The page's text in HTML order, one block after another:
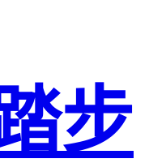
步